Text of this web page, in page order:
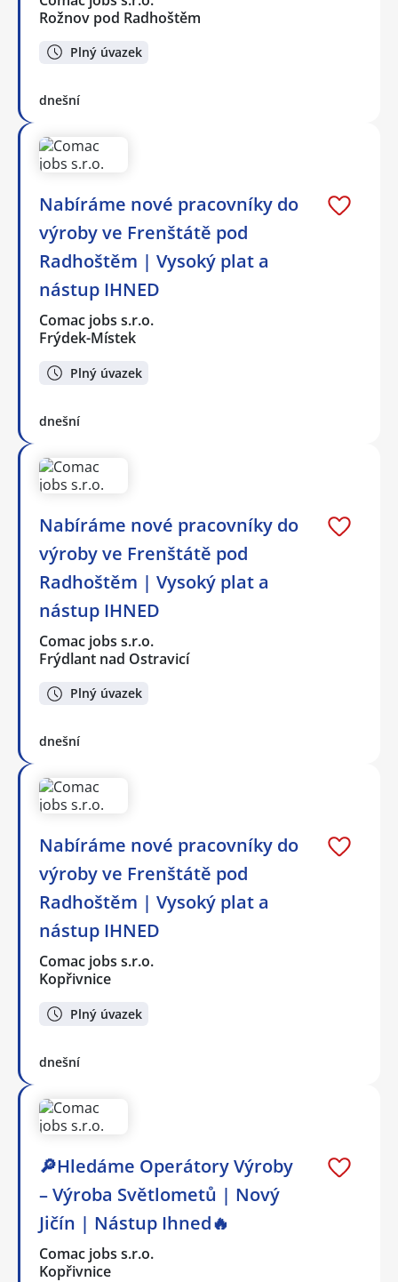
Rožnov pod Radhoštěm
Plný úvazek
dnešní
Nabíráme nové pracovníky do
výroby ve Frenštátě pod
Radhoštěm | Vysoký plat a
nástup IHNED
Comac jobs s.r.o.
Frýdek-Místek
Plný úvazek
dnešní
Nabíráme nové pracovníky do
výroby ve Frenštátě pod
Radhoštěm | Vysoký plat a
nástup IHNED
Comac jobs s.r.o.
Frýdlant nad Ostravicí
Plný úvazek
dnešní
Nabíráme nové pracovníky do
výroby ve Frenštátě pod
Radhoštěm | Vysoký plat a
nástup IHNED
Comac jobs s.r.o.
Kopřivnice
Plný úvazek
dnešní
🔎Hledáme Operátory Výroby
– Výroba Světlometů | Nový
Jičín | Nástup Ihned🔥
Comac jobs s.r.o.
Kopřivnice